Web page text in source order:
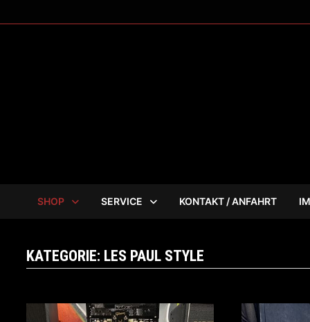
Inhalt
SHOP SERVICE KONTAKT / ANFAHRT
KATEGORIE: LES PAUL STYLE